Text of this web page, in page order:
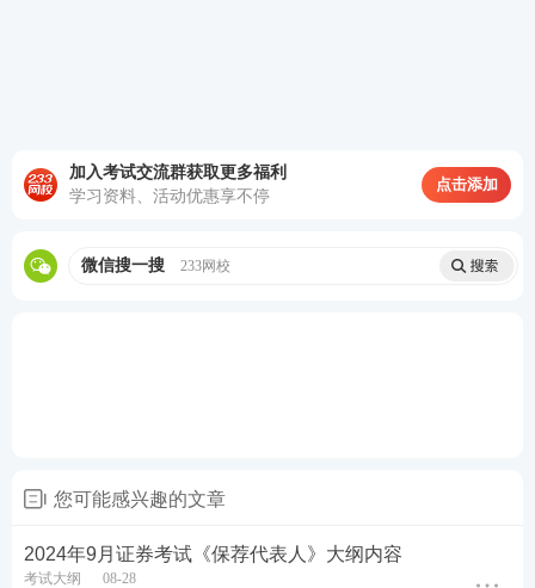
国多层次资本市场的主要内容、结构与意义。
场的定义、特征和功能;熟悉主板、创业板、科
悉科创板的制度规则体系;掌握科创板的上市条
件及上市指标。
加入考试交流群获取更多福利
学习资料、活动优惠享不停
点击添加
微信搜一搜 233网校
您可能感兴趣的文章
2024年9月证券考试《保荐代表人》大纲内容
考试大纲 08-28